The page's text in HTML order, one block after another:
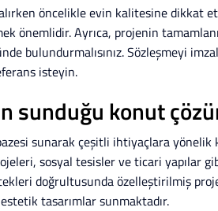
öncelikle evin kalitesine dikkat
önemlidir. Ayrıca, projenin
bulundurmalısınız. Sözleşmeyi
isteyin.
sunduğu konut
sunarak çeşitli ihtiyaçlara
sosyal tesisler ve ticari yapılar
doğrultusunda özelleştirilmiş
tasarımlar sunmaktadır.